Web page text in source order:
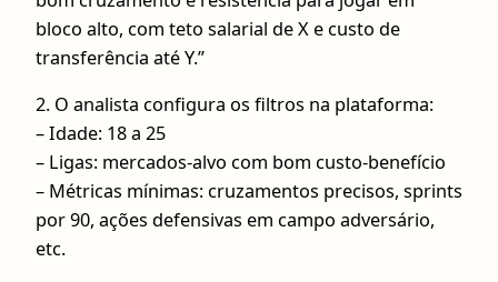
bloco alto, com teto salarial de X e custo de
transferência até Y.”
2. O analista configura os filtros na plataforma:
– Idade: 18 a 25
– Ligas: mercados-alvo com bom custo-benefício
– Métricas mínimas: cruzamentos precisos, sprints
por 90, ações defensivas em campo adversário,
etc.